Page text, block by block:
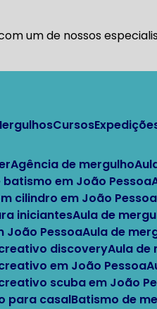
um de nossos
Mergulhos Cursos
Agência de mergulho
batismo em João Pessoa
cilindro em João Pessoa
iniciantes Aula de
João Pessoa Aula de
discovery Aula
em João Pessoa
scuba em João
para casal Batismo de